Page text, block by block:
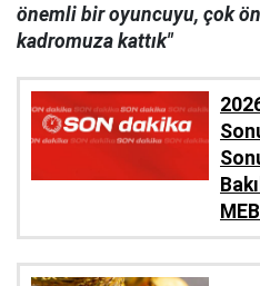
önemli bir oyuncuyu, çok
kadromuza kattık"